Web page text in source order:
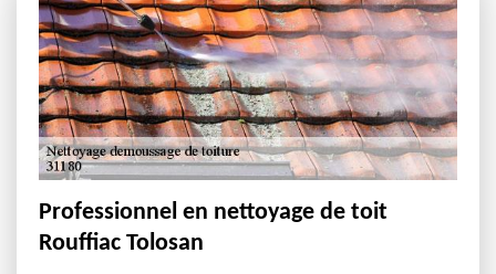
Professionnel en nettoyage de toit
Rouffiac Tolosan